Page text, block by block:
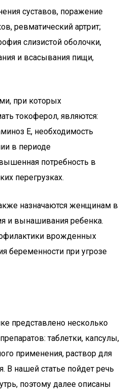
суставов, поражение
ревматический артрит;
слизистой оболочки,
и всасывания пищи,
при которых
токоферол, являются:
E, необходимость
в периоде
потребность в
перегрузках.
назначаются женщинам в
и вынашивания ребенка.
врожденных
беременности при угрозе
представлено несколько
таблетки, капсулы,
применения, раствор для
В нашей статье пойдет речь
поэтому далее описаны